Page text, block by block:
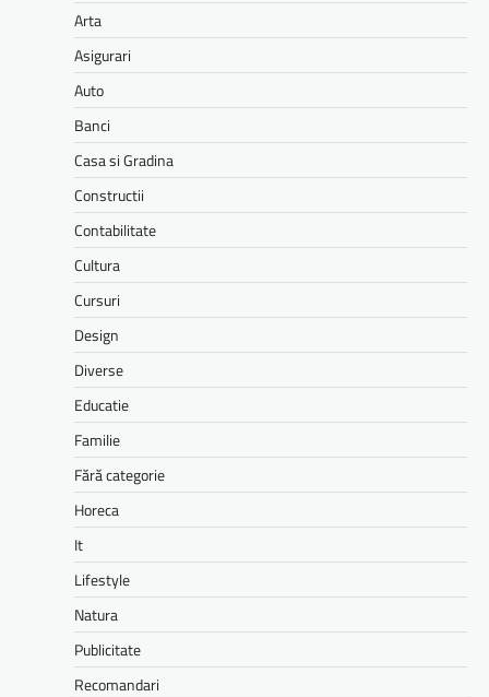
Arta
Asigurari
Auto
Banci
Casa si Gradina
Constructii
Contabilitate
Cultura
Cursuri
Design
Diverse
Educatie
Familie
Fără categorie
Horeca
It
Lifestyle
Natura
Publicitate
Recomandari